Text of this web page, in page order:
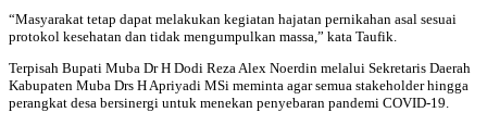
“Masyarakat tetap dapat melakukan kegiatan hajatan pernikahan asal sesuai
protokol kesehatan dan tidak mengumpulkan massa,” kata Taufik.
Terpisah Bupati Muba Dr H Dodi Reza Alex Noerdin melalui Sekretaris Daerah
Kabupaten Muba Drs H Apriyadi MSi meminta agar semua stakeholder hingga
perangkat desa bersinergi untuk menekan penyebaran pandemi COVID-19.